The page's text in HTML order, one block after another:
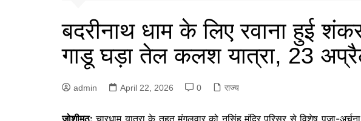
बदरीनाथ धाम के लिए रवाना हुई
गाडू घड़ा तेल कलश यात्रा, 23
admin April 22, 2026 0 राज्य